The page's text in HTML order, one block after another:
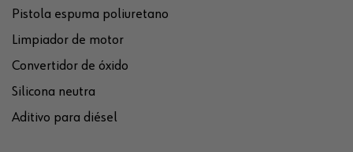
Pistola espuma poliuretano
Limpiador de motor
Convertidor de óxido
Silicona neutra
Aditivo para diésel